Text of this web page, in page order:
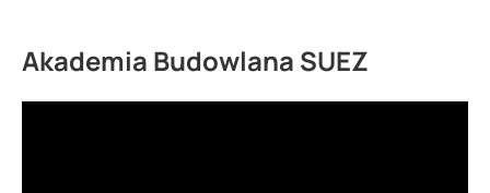
Akademia Budowlana SUEZ